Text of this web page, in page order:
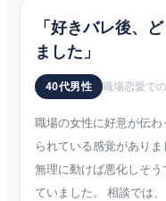
「好きバレ後、
ました」
40代男性 職場恋愛で
職場の女性に好意が伝
られている感覚がありま
無理に動けば悪化しそ
ていました。 相談では、